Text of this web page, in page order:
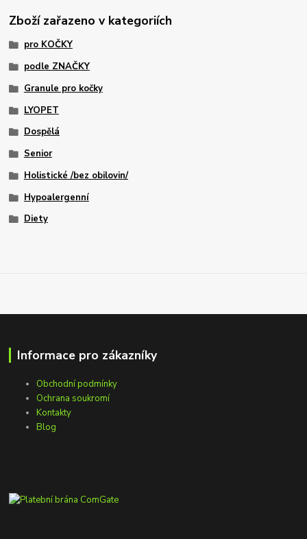
Zboží zařazeno v kategoriích
pro KOČKY
podle ZNAČKY
Granule pro kočky
LYOPET
Dospělá
Senior
Holistické /bez obilovin/
Hypoalergenní
Diety
Informace pro zákazníky
Obchodní podmínky
Ochrana soukromí
Kontakty
Blog